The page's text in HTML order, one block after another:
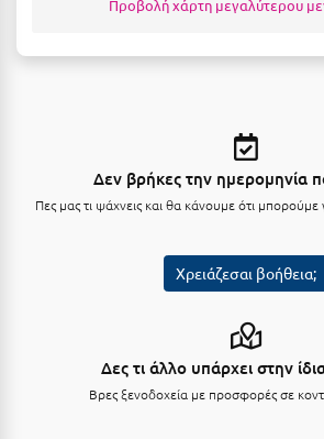
Ορεινή Ναυπακτία
Παραλία Κατερίνης
Προβολή χάρτη μεγαλύτερου
Δεν βρήκες την ημερομηνία
Πες μας τι ψάχνεις και θα κάνουμε ότι
Χρειάζεσαι βοήθεια;
Δες τι άλλο υπάρχει στην
Βρες ξενοδοχεία με προσφορές σε